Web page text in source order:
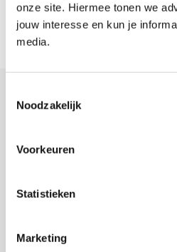
onze site. Hiermee tonen we
jouw interesse en kun je
media.
Noodzakelijk
Voorkeuren
Statistieken
Marketing
geoptimaliseerde profiel blijft de Power
weersomstandigheden overtuigend